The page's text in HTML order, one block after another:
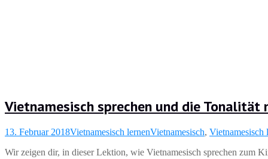
Vietnamesisch sprechen und die Tonalität
13. Februar 2018Vietnamesisch lernenVietnamesisch, Vietnamesisch
Wir zeigen dir, in dieser Lektion, wie Vietnamesisch sprechen zum